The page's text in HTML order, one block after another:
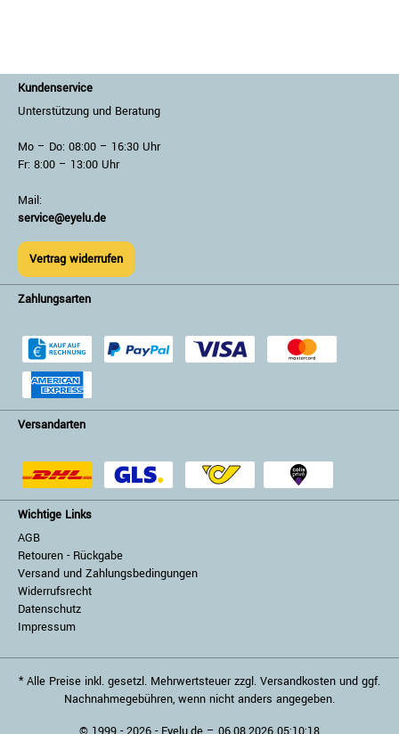
Kundenservice
Unterstützung und Beratung
Mo – Do: 08:00 – 16:30 Uhr
Fr: 8:00 – 13:00 Uhr
Mail:
service@eyelu.de
Vertrag widerrufen
Zahlungsarten
Versandarten
Wichtige Links
AGB
Retouren - Rückgabe
Versand und Zahlungsbedingungen
Widerrufsrecht
Datenschutz
Impressum
* Alle Preise inkl. gesetzl. Mehrwertsteuer zzgl. Versandkosten und ggf.
Nachnahmegebühren, wenn nicht anders angegeben.